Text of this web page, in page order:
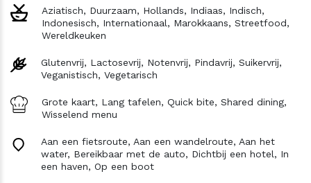
Aziatisch, Duurzaam, Hollands, Indiaas, Indisch,
Indonesisch, Internationaal, Marokkaans, Streetfood,
Wereldkeuken
Glutenvrij, Lactosevrij, Notenvrij, Pindavrij, Suikervrij,
Veganistisch, Vegetarisch
Grote kaart, Lang tafelen, Quick bite, Shared dining,
Wisselend menu
Aan een fietsroute, Aan een wandelroute, Aan het
water, Bereikbaar met de auto, Dichtbij een hotel, In
een haven, Op een boot